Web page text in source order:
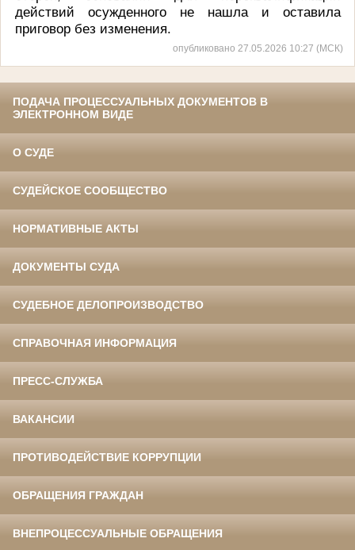
действий осужденного не нашла и оставила
приговор без изменения.
опубликовано 27.05.2026 10:27 (МСК)
ПОДАЧА ПРОЦЕССУАЛЬНЫХ ДОКУМЕНТОВ В
ЭЛЕКТРОННОМ ВИДЕ
О СУДЕ
СУДЕЙСКОЕ СООБЩЕСТВО
НОРМАТИВНЫЕ АКТЫ
ДОКУМЕНТЫ СУДА
СУДЕБНОЕ ДЕЛОПРОИЗВОДСТВО
СПРАВОЧНАЯ ИНФОРМАЦИЯ
ПРЕСС-СЛУЖБА
ВАКАНСИИ
ПРОТИВОДЕЙСТВИЕ КОРРУПЦИИ
ОБРАЩЕНИЯ ГРАЖДАН
ВНЕПРОЦЕССУАЛЬНЫЕ ОБРАЩЕНИЯ